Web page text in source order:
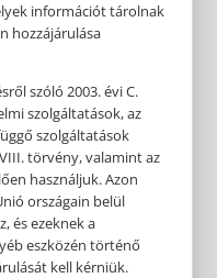
információt tárolnak
hozzájárulása
szóló 2003. évi C.
szolgáltatások, az
szolgáltatások
törvény, valamint az
használjuk. Azon
országain belül
és ezeknek a
eszközén történő
kell kérniük.